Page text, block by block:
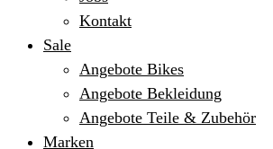
Kontakt
Sale
Angebote Bikes
Angebote Bekleidung
Angebote Teile & Zubehör
Marken